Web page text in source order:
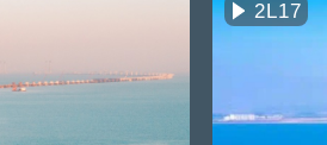
2L17